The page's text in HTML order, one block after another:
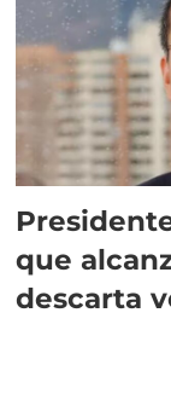
que
descarta